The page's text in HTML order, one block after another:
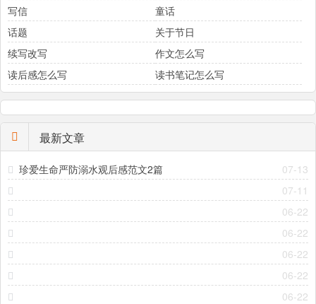
写信
童话
话题
关于节日
续写改写
作文怎么写
读后感怎么写
读书笔记怎么写
最新文章
07-13
珍爱生命严防溺水观后感范文2篇
07-11
06-22
06-22
06-22
06-22
06-22